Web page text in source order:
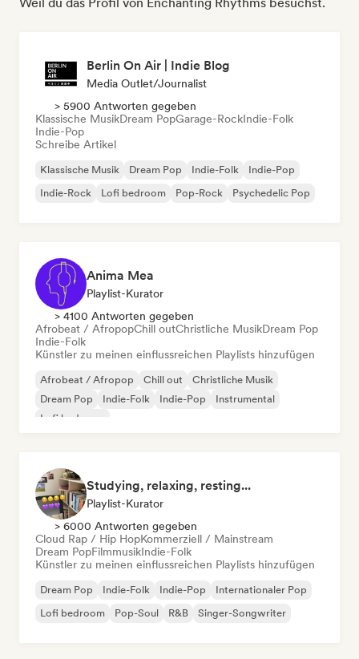
Berlin On Air | Indie Blog
Media Outlet/Journalist
> 5900 Antworten gegeben
Klassische MusikDream PopGarage-RockIndie-Folk
Indie-Pop
Schreibe Artikel
Klassische Musik Dream Pop Indie-Folk
Indie-Pop
Indie-Rock
Lofi bedroom Pop-Rock Psychedelic Pop
Anima Mea
Playlist-Kurator
> 4100 Antworten gegeben
Afrobeat / AfropopChill outChristliche MusikDream Pop
Indie-Folk
Künstler zu meinen einflussreichen Playlists hinzufügen
Afrobeat / Afropop Chill out
Christliche Musik
Dream Pop
Indie-Folk Indie-Pop
Instrumental
Lofi bedroom
Studying, relaxing, resting...
Playlist-Kurator
> 6000 Antworten gegeben
Cloud Rap / Hip HopKommerziell / Mainstream
Dream PopFilmmusikIndie-Folk
Künstler zu meinen einflussreichen Playlists hinzufügen
Dream Pop Indie-Folk Indie-Pop
Internationaler Pop
Lofi bedroom
Pop-Soul R&B Singer-Songwriter